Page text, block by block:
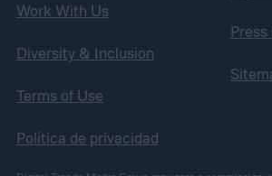
Work With Us
Diversity & Inclusion
Terms of Use
Política de privacidad
Press